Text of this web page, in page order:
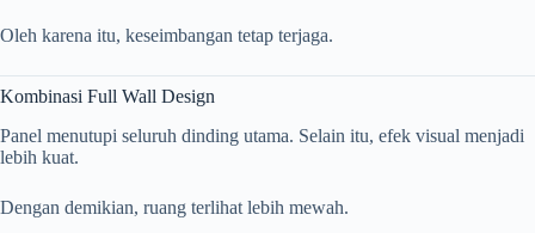
Oleh karena itu, keseimbangan tetap terjaga.
Kombinasi Full Wall Design
Panel menutupi seluruh dinding utama. Selain itu, efek visual menjadi
lebih kuat.
Dengan demikian, ruang terlihat lebih mewah.